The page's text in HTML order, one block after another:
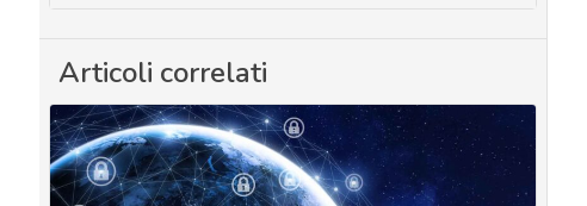
Articoli correlati